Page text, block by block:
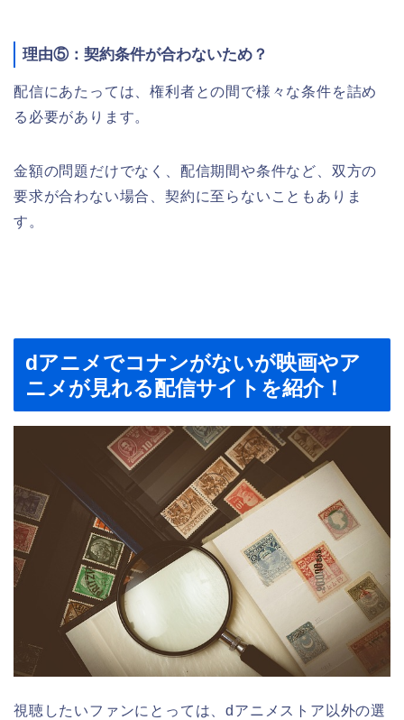
理由⑤：契約条件が合わないため？
配信にあたっては、権利者との間で様々な条件を詰め
る必要があります。
金額の問題だけでなく、配信期間や条件など、双方の
要求が合わない場合、契約に至らないこともありま
す。
dアニメでコナンがないが映画やア
ニメが見れる配信サイトを紹介！
視聴したいファンにとっては、dアニメストア以外の選